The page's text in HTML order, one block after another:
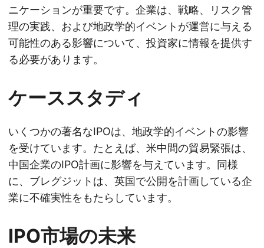
ニケーションが重要です。企業は、戦略、リスク管
理の実践、および地政学的イベントが運営に与える
可能性のある影響について、投資家に情報を提供す
る必要があります。
ケーススタディ
いくつかの著名なIPOは、地政学的イベントの影響
を受けています。たとえば、米中間の貿易緊張は、
中国企業のIPO計画に影響を与えています。同様
に、ブレグジットは、英国で公開を計画している企
業に不確実性をもたらしています。
IPO市場の未来